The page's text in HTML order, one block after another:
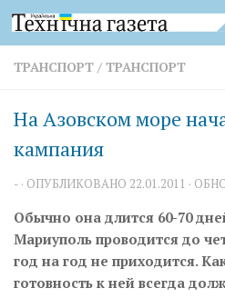
Перейти к содержимому
ТРАНСПОРТ / ТРАНСПОРТ
На Азовском море
кампания
- · ОПУБЛИКОВАНО 22.01.2011 ·
Обычно она длится 60-70
Мариуполь проводится до
год на год не приходится.
готовность к ней всегда